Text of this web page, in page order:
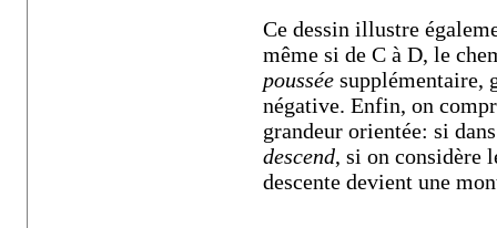
Ce dessin illustre
même si de C à D, le
pousséesupplémentaire,
négative. Enfin, on
grandeur orientée: si
descend, si on considère
descente devient une